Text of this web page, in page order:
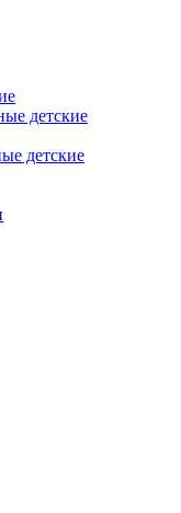
детские
детские